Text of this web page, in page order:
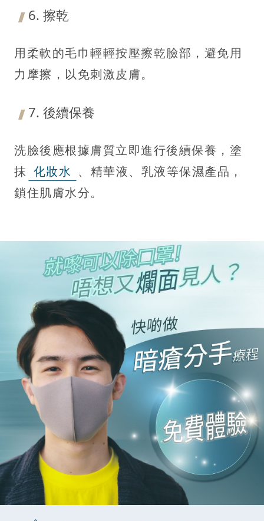
6. 擦乾
用柔軟的毛巾輕輕按壓擦乾臉部，避免用
力摩擦，以免刺激皮膚。
7. 後續保養
洗臉後應根據膚質立即進行後續保養，塗
抹 化妝水 、精華液、乳液等保濕產品，
鎖住肌膚水分。